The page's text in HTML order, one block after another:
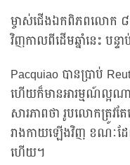
ម្ចាស់ជើងឯកពិភពលោក
វិញកាលពីដើមឆ្នាំនេះ បន្
Pacquiao បានប្រាប់
ហើយក៏មានអារម្មណ៍ល្អណា
សារភាពថា រូបលោកត្រូវតែ
រាងកាយឡើងវិញ ខណៈដ
ហើយ។